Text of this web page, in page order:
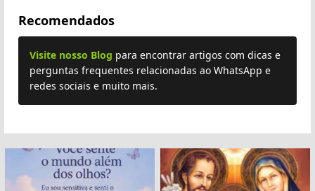
Recomendados
Visite nosso Blog para encontrar artigos com dicas e
perguntas frequentes relacionadas ao WhatsApp e
redes sociais e muito mais.